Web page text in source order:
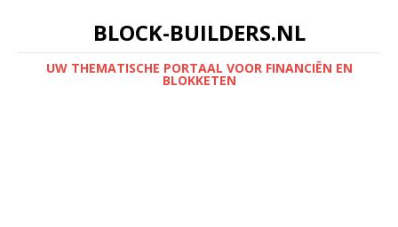
BLOCK-BUILDERS.NL
UW THEMATISCHE PORTAAL VOOR FINANCIËN EN
BLOKKETEN